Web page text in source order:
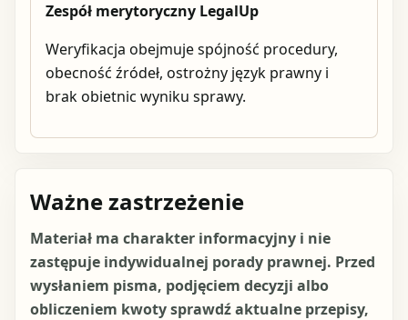
Zespół merytoryczny LegalUp
Weryfikacja obejmuje spójność procedury,
obecność źródeł, ostrożny język prawny i
brak obietnic wyniku sprawy.
Ważne zastrzeżenie
Materiał ma charakter informacyjny i nie
zastępuje indywidualnej porady prawnej. Przed
wysłaniem pisma, podjęciem decyzji albo
obliczeniem kwoty sprawdź aktualne przepisy,